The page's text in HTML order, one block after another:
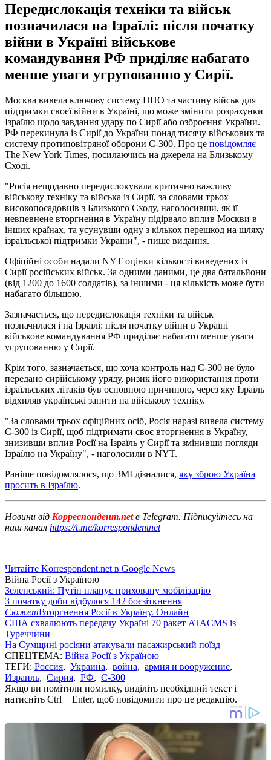
Передислокація техніки та військ
позначилася на Ізраїлі: після початку
війни в Україні військове
командування РФ приділяє набагато
менше уваги угрупованню у Сирії.
Москва вивела ключову систему ППО та частину військ для
підтримки своєї війни в Україні, що може змінити розрахунки
Ізраїлю щодо завдання удару по Сирії або озброєння України.
РФ перекинула із Сирії до України понад тисячу військових та
систему протиповітряної оборони С-300. Про це повідомляє
The New York Times, посилаючись на джерела на Близькому
Сході.
"Росія нещодавно передислокувала критично важливу
військову техніку та війська із Сирії, за словами трьох
високопосадовців з Близького Сходу, наголосивши, як її
невпевнене вторгнення в Україну підірвало вплив Москви в
інших країнах, та усунувши одну з кількох перешкод на шляху
ізраїльської підтримки України", - пише видання.
Офіційні особи надали NYT оцінки кількості виведених із
Сирії російських військ. За одними даними, це два батальйони
(від 1200 до 1600 солдатів), за іншими - ця кількість може бути
набагато більшою.
Зазначається, що передислокація техніки та військ
позначилася і на Ізраїлі: після початку війни в Україні
військове командування РФ приділяє набагато менше уваги
угрупованню у Сирії.
Крім того, зазначається, що хоча контроль над С-300 не було
передано сирійському уряду, ризик його використання проти
ізраїльських літаків був основною причиною, через яку Ізраїль
відхиляв українські запити на військову техніку.
"За словами трьох офіційних осіб, Росія наразі вивела систему
С-300 із Сирії, щоб підтримати своє вторгнення в Україну,
знизивши вплив Росії на Ізраїль у Сирії та змінивши погляди
Ізраїлю на Україну", - наголосили в NYT.
Раніше повідомлялося, що ЗМІ дізналися, яку зброю Україна
просить в Ізраїлю.
Новини від Корреспондент.netв Telegram. Підписуйтесь на
наш канал https://t.me/korrespondentnet
Читайте Korrespondent.net в Google News
Війна Росії з Україною
Зеленський: Путін планує приховану мобілізацію
З початку доби відбулося 142 боєзіткнення
СюжетВторгнення Росії в Україну. Онлайн
США схвалюють передачу Україні 70 ракет ATACMS із
Туреччини
На Сумщині росіяни атакували пасажирський поїзд
СПЕЦТЕМА: Війна Росії з Україною
ТЕГИ: Россия, Украина, война, армия и вооружение,
Израиль, Сирия, РФ, С-300
Якщо ви помітили помилку, виділіть необхідний текст і
натисніть Ctrl + Enter, щоб повідомити про це редакцію.